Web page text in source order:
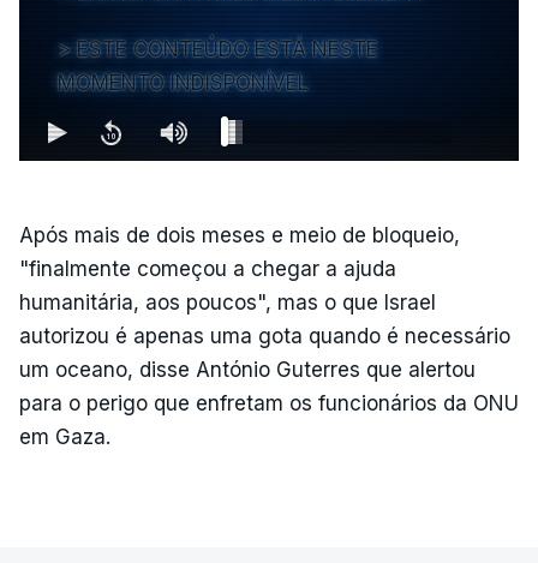
ESTE CONTEÚDO ESTÁ NESTE
MOMENTO INDISPONÍVEL
Após mais de dois meses e meio de bloqueio,
"finalmente começou a chegar a ajuda
humanitária, aos poucos", mas o que Israel
autorizou é apenas uma gota quando é necessário
um oceano, disse António Guterres que alertou
para o perigo que enfretam os funcionários da ONU
em Gaza.